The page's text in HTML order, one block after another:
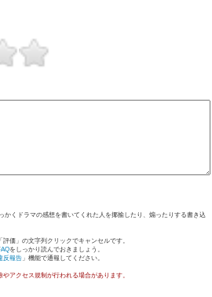
くドラマの感想を書いてくれた人を揶揄したり、煽ったりする書き込
価」の文字列クリックでキャンセルです。
をしっかり読んでおきましょう。
反報告 」機能で通報してください。
アクセス規制が行われる場合があります。